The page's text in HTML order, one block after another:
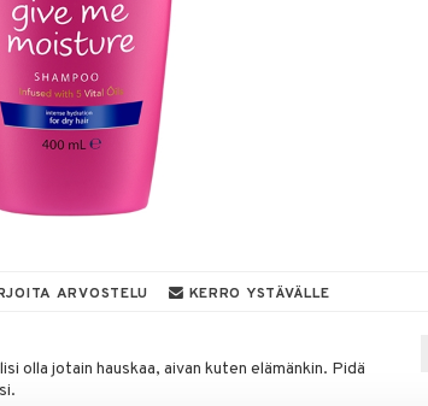
ARVOSTELU KERRO YSTÄVÄLLE
olla jotain hauskaa, aivan kuten elämänkin. Pidä